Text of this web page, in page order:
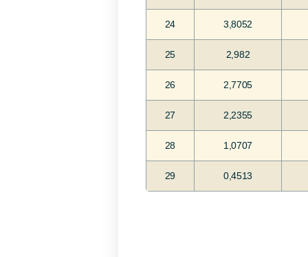
24 3,8052
25 2,982
26 2,7705
27 2,2355
28 1,0707
29 0,4513